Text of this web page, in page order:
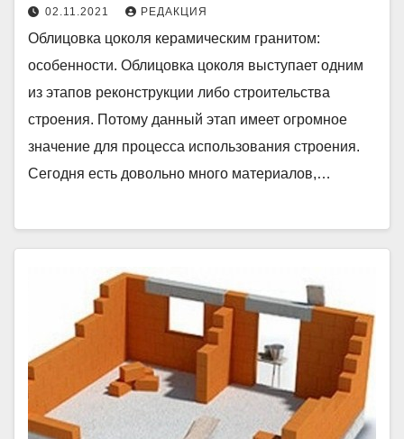
02.11.2021 РЕДАКЦИЯ
Облицовка цоколя керамическим гранитом:
особенности. Облицовка цоколя выступает одним
из этапов реконструкции либо строительства
строения. Потому данный этап имеет огромное
значение для процесса использования строения.
Сегодня есть довольно много материалов,…